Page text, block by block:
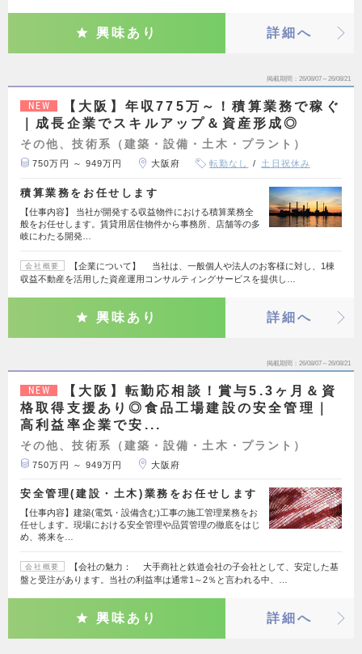
興味あり 詳細へ
掲載期間 26/08/07～26/08/21
NEW
【大阪】年収775万～！積算業務で稼ぐ
｜成長企業でスキルアップ＆資産形成◎
その他、技術系（建築・設備・土木・プラント）
750万円 ～ 949万円 大阪府 転勤なし 土日祝休み
積算業務をお任せします
【仕事内容】 当社が開発する収益物件における積算業務全
般をお任せします。賃貸用居住物件から事務所、店舗等の多
岐にわたる開発…
会社概要
【企業について】 当社は、一般個人や法人のお客様に対し、1棟
収益不動産を活用した資産運用コンサルティングサービスを提供し…
興味あり 詳細へ
掲載期間 26/08/07～26/08/21
NEW
【大阪】転勤応相談！賞与5.3ヶ月＆資
格取得支援あり◎食品工場建設の安全管理｜
高利益率企業で安...
その他、技術系（建築・設備・土木・プラント）
750万円 ～ 949万円 大阪府
安全管理(建設・土木)業務をお任せします
【仕事内容】建築(電気・設備含む)工事の施工管理業務をお
任せします。現場における安全管理や品質管理の徹底をはじ
め、将来を…
会社概要
【会社の魅力： 大手商社と鉄道会社の子会社として、安定した基
盤と受注があります。当社の利益率は通常1～2％と言われる中、…
興味あり 詳細へ